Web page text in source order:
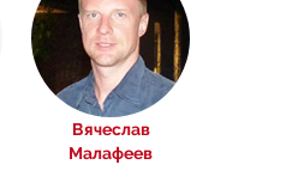
Вячеслав
Малафеев